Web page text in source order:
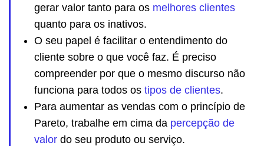
gerar valor tanto para os melhores clientes
quanto para os inativos.
O seu papel é facilitar o entendimento do
cliente sobre o que você faz. É preciso
compreender por que o mesmo discurso não
funciona para todos os tipos de clientes.
Para aumentar as vendas com o princípio de
Pareto, trabalhe em cima da percepção de
valor do seu produto ou serviço.